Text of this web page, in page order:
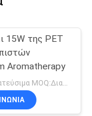
15W της PET
Aromatherapy